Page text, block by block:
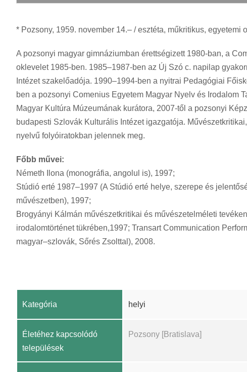
* Pozsony, 1959. november 14.– / esztéta, műkritikus, egyetemi
A pozsonyi magyar gimnáziumban érettségizett 1980-ban, a
oklevelet 1985-ben. 1985–1987-ben az Új Szó c. napilap
Intézet szakelőadója. 1990–1994-ben a nyitrai Pedagógiai
ben a pozsonyi Comenius Egyetem Magyar Nyelv és Irodalom
Magyar Kultúra Múzeumának kurátora, 2007-től a pozsonyi
budapesti Szlovák Kulturális Intézet igazgatója.
nyelvű folyóiratokban jelennek meg.
Főbb művei:
Németh Ilona (monográfia, angolul is), 1997;
Stúdió erté 1987–1997 (A Stúdió erté helye, szerepe és
művészetben), 1997;
Brogyányi Kálmán művészetkritikai és művészetelméleti
irodalomtörténet tükrében,1997; Transart Communication
magyar–szlovák, Sőrés Zsolttal), 2008.
Kategória helyi
Életéhez kapcsolódó
települések
Pozsony [Bratislava]